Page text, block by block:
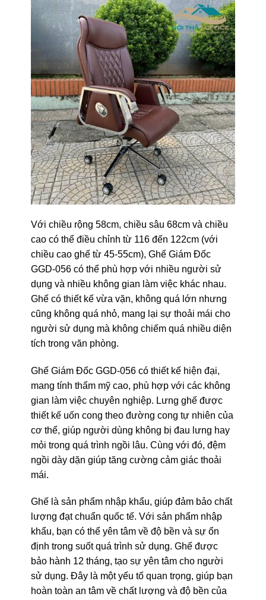
Với chiều rộng 58cm, chiều sâu 68cm và chiều
cao có thể điều chỉnh từ 116 đến 122cm (với
chiều cao ghế từ 45-55cm), Ghế Giám Đốc
GGD-056 có thể phù hợp với nhiều người sử
dụng và nhiều không gian làm việc khác nhau.
Ghế có thiết kế vừa vặn, không quá lớn nhưng
cũng không quá nhỏ, mang lại sự thoải mái cho
người sử dụng mà không chiếm quá nhiều diện
tích trong văn phòng.
Ghế Giám Đốc GGD-056 có thiết kế hiện đại,
mang tính thẩm mỹ cao, phù hợp với các không
gian làm việc chuyên nghiệp. Lưng ghế được
thiết kế uốn cong theo đường cong tự nhiên của
cơ thể, giúp người dùng không bị đau lưng hay
mỏi trong quá trình ngồi lâu. Cùng với đó, đệm
ngồi dày dặn giúp tăng cường cảm giác thoải
mái.
Ghế là sản phẩm nhập khẩu, giúp đảm bảo chất
lượng đạt chuẩn quốc tế. Với sản phẩm nhập
khẩu, bạn có thể yên tâm về độ bền và sự ổn
định trong suốt quá trình sử dụng. Ghế được
bảo hành 12 tháng, tạo sự yên tâm cho người
sử dụng. Đây là một yếu tố quan trọng, giúp bạn
hoàn toàn an tâm về chất lượng và độ bền của